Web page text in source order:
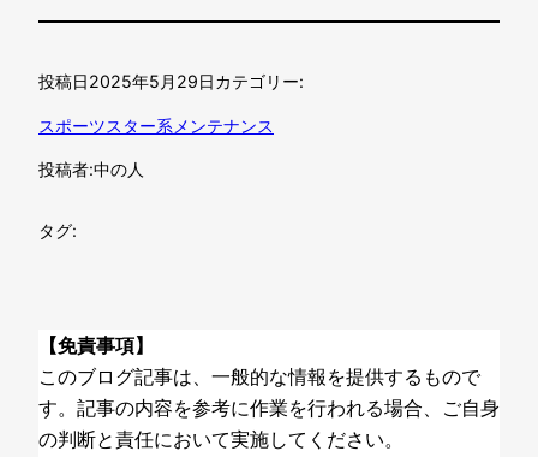
す) い
ウ
ィ
ド
開
投稿日2025年5月29日カテゴリー:
スポーツスター系メンテナンス
投稿者:中の人
タグ:
【免責事項】
このブログ記事は、一般的な情報を提供するもので
す。記事の内容を参考に作業を行われる場合、ご自身
の判断と責任において実施してください。